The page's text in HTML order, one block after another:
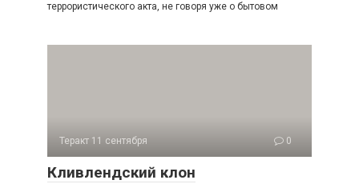
террористического акта, не говоря уже о бытовом
Теракт 11 сентября 0
Кливлендский клон